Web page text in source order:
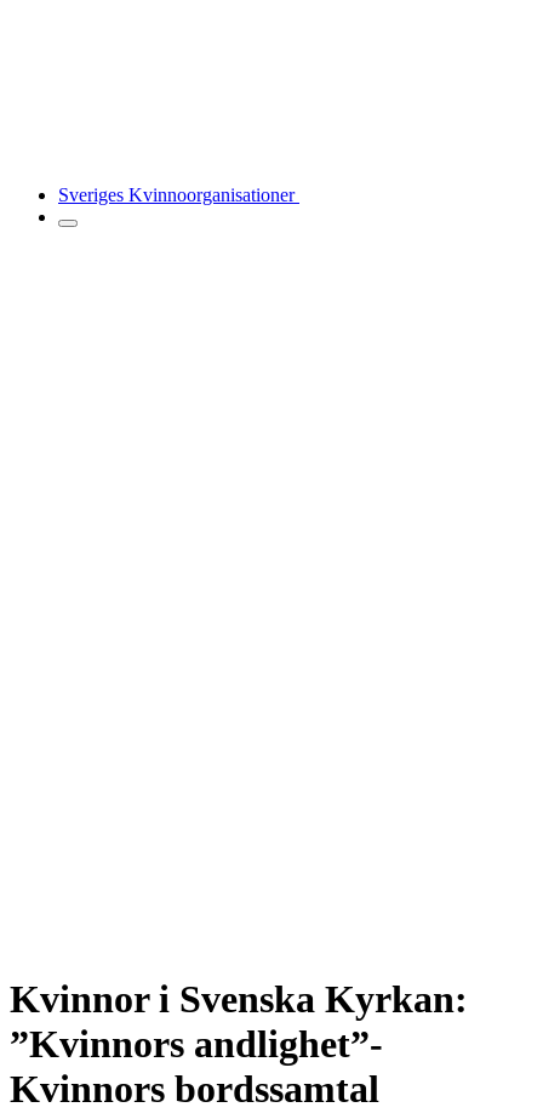
Sveriges Kvinnoorganisationer
Kvinnor i Svenska Kyrkan:
”Kvinnors andlighet”-
Kvinnors bordssamtal